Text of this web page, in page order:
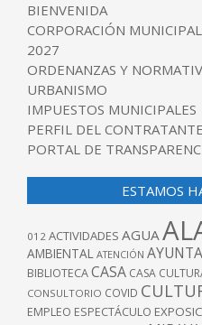
BIENVENIDA
CORPORACIÓN
2027
ORDENANZAS Y
URBANISMO
IMPUESTOS MUNICIPALES
PERFIL DEL CONTRATANTE
PORTAL DE
ESTAMOS
012 ACTIVIDADES AGUA
AMBIENTAL ATENCIÓN
BIBLIOTECACASA CASA
CONSULTORIO COVID
EMPLEO ESPECTÁCULO